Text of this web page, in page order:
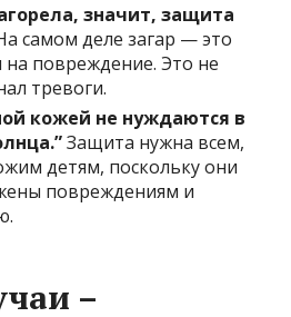
значит, защита
самом деле загар — это
повреждение. Это не
тревоги.
кожей не нуждаются в
Защита нужна всем,
детям, поскольку они
повреждениям и
–